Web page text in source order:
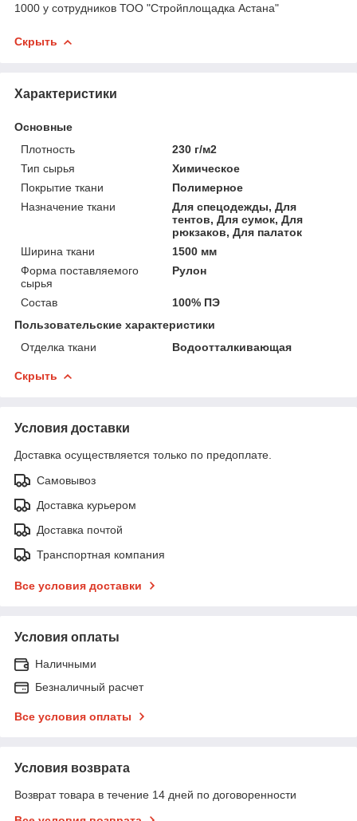
1000 у сотрудников ТОО "Стройплощадка Астана"
Скрыть
Характеристики
Основные
Плотность
230 г/м2
Тип сырья
Химическое
Покрытие ткани
Полимерное
Назначение ткани
Для спецодежды, Для
тентов, Для сумок, Для
рюкзаков, Для палаток
Ширина ткани
1500 мм
Форма поставляемого
сырья
Рулон
Состав
100% ПЭ
Пользовательские характеристики
Отделка ткани
Водоотталкивающая
Скрыть
Условия доставки
Доставка осуществляется только по предоплате.
Самовывоз
Доставка курьером
Доставка почтой
Транспортная компания
Все условия доставки
Условия оплаты
Наличными
Безналичный расчет
Все условия оплаты
Условия возврата
Возврат товара в течение 14 дней по договоренности